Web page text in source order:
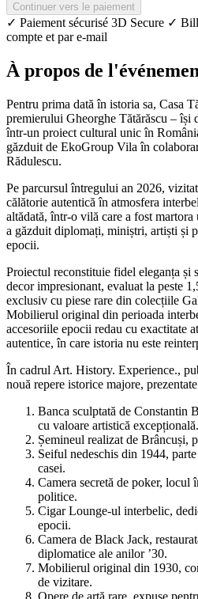
Continuer vers le paiement
✓ Paiement sécurisé 3D Secure ✓
compte et par e-mail
À propos de
Pentru prima dată în istoria sa, Casa
premierului Gheorghe Tătărăscu –
într-un proiect cultural unic în
găzduit de EkoGroup Vila în
Rădulescu.
Pe parcursul întregului an 2026,
călătorie autentică în atmosfera
altădată, într-o vilă care a fost
a găzduit diplomați, miniștri, artiști și
epocii.
Proiectul reconstituie fidel eleganța și
decor impresionant, evaluat la peste
exclusiv cu piese rare din colecțiile
Mobilierul original din perioada
accesoriile epocii redau cu exactitate
autentice, în care istoria nu este
În cadrul Art. History. Experience.,
nouă repere istorice majore,
Banca sculptată de Constantin
cu valoare artistică excepțională.
Șemineul realizat de Brâncuși,
Seiful nedeschis din 1944,
casei.
Camera secretă de poker, locul
politice.
Cigar Lounge-ul interbelic,
epocii.
Camera de Black Jack,
diplomatice ale anilor ’30.
Mobilierul original din 1930,
de vizitare.
Opere de artă rare, expuse